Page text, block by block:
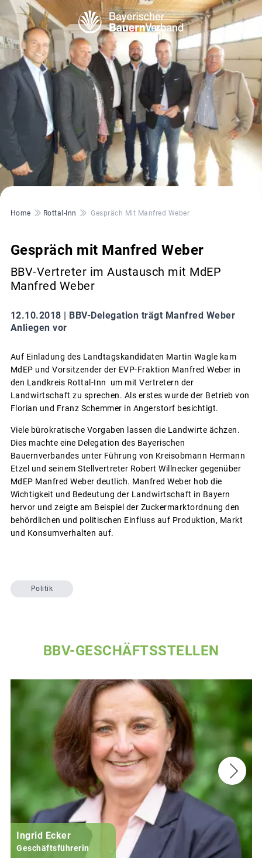
© BBV
Pfadnavigation
Home Rottal-Inn Gespräch Mit Manfred Weber
Gespräch mit Manfred Weber
BBV-Vertreter im Austausch mit MdEP
Manfred Weber
12.10.2018 | BBV-Delegation trägt Manfred Weber
Anliegen vor
Auf Einladung des Landtagskandidaten Martin Wagle kam
MdEP und Vorsitzender der EVP-Fraktion Manfred Weber in
den Landkreis Rottal-Inn um mit Vertretern der
Landwirtschaft zu sprechen. Als erstes wurde der Betrieb von
Florian und Franz Schemmer in Angerstorf besichtigt.
Viele bürokratische Vorgaben lassen die Landwirte ächzen.
Dies machte eine Delegation des Bayerischen
Bauernverbandes unter Führung von Kreisobmann Hermann
Etzel und seinem Stellvertreter Robert Willnecker gegenüber
MdEP Manfred Weber deutlich. Manfred Weber hob die
Wichtigkeit und Bedeutung der Landwirtschaft in Bayern
hervor und zeigte am Beispiel der Zuckermarktordnung den
behördlichen und politischen Einfluss auf Produktion, Markt
und Konsumverhalten auf.
Politik
BBV-GESCHÄFTSSTELLEN
Ingrid Ecker
Geschäftsführerin